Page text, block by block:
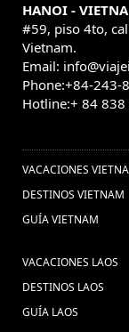
HANOI -
#59, piso 4to,
Vietnam.
Email:
Phone:+84-243-
Hotline:+ 84 838
VACACIONES
DESTINOS VIETNAM
GUÍA VIETNAM
VACACIONES LAOS
DESTINOS LAOS
GUÍA LAOS